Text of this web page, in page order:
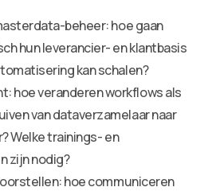
beheer: hoe gaan
hun leverancier- en klantbasis
kan schalen?
hoe veranderen workflows als
van dataverzamelaar naar
Welke trainings- en
zijn nodig?
hoe communiceren